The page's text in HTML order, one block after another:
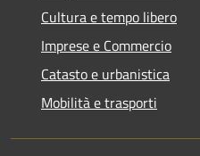
Cultura e tempo libero
Imprese e Commercio
Catasto e urbanistica
Mobilità e trasporti